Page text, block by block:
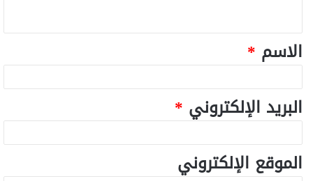
الاسم *
البريد الإلكتروني *
الموقع الإلكتروني